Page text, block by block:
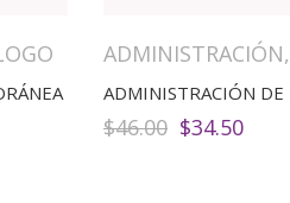
ADMINISTRACIÓN,
$46.00 El
$34.50El